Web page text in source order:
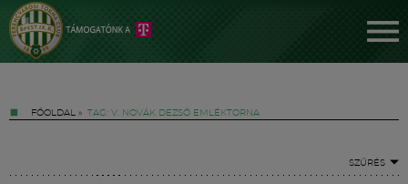
FŐOLDAL » TAG: V. NOVÁK DEZSŐ EMLÉKTORNA
SZŰRÉS